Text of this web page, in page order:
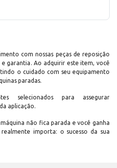
com nossas peças de reposição
garantia. Ao adquirir este item, você
o cuidado com seu equipamento
paradas.
selecionados para assegurar
aplicação.
não fica parada e você ganha
importa: o sucesso da sua